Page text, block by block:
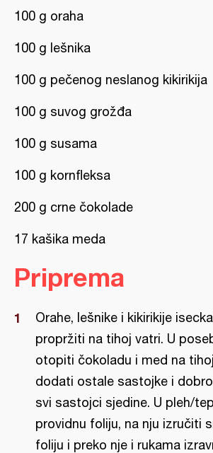
100 g oraha
100 g lešnika
100 g pečenog neslanog kikirikija
100 g suvog grožđa
100 g susama
100 g kornfleksa
200 g crne čokolade
17 kašika meda
Priprema
Orahe, lešnike i kikirikije
propržiti na tihoj vatri. U
otopiti čokoladu i med na
dodati ostale sastojke i
svi sastojci sjedine. U pleh/
providnu foliju, na nju izručiti
foliju i preko nje i rukama